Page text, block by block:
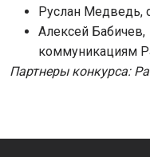
Руслан Медведь,
Алексей
коммуникациям
Партнеры конкурса: